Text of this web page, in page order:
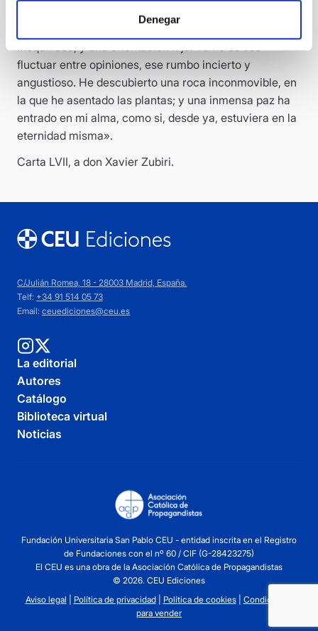
Denegar
«Por mi parte estoy verdaderamente transformado y
casi rejuvenecido. Mi vida ahora tiene un sentido claro,
inequívoco, y una orientación fi ja. Ya no es ese
fluctuar entre opiniones, ese rumbo incierto y
angustioso. He descubierto una roca inconmovible, en
la que he asentado las plantas; y una inmensa paz ha
entrado en mi alma, como si, desde ya, estuviera en la
eternidad misma».
Carta LVII, a don Xavier Zubiri.
C/Julián Romea, 18 - 28003 Madrid, España.
Telf: +34 91 514 05 73
Email: ceuediciones@ceu.es
La editorial
Autores
Catálogo
Biblioteca virtual
Noticias
Fundación Universitaria San Pablo CEU - entidad inscrita en el Registro
de Fundaciones con el nº 60 / CIF (G-28423275)
El CEU es una obra de la Asociación Católica de Propagandistas
© 2026. CEU Ediciones
Aviso legal
Política de privacidad| Política de cookies| Condiciones
para vender